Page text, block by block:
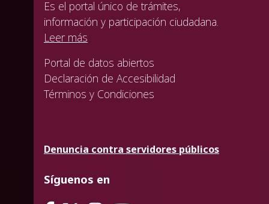
Es el portal único de trámites,
información y participación ciudadana.
Leer más
Portal de datos abiertos
Declaración de Accesibilidad
Términos y Condiciones
Denuncia contra servidores públicos
Síguenos en